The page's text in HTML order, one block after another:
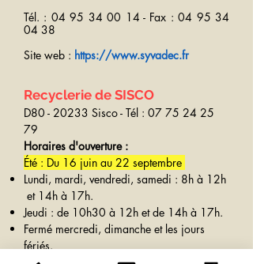
Tél. : 04 95 34 00 14 - Fax :04 95 34
04 38
Site web : https://www.syvadec.fr
Recyclerie de SISCO
D80 - 20233 Sisco - Tél : 07 75 24 25
79
Horaires d'ouverture :
Été : Du 16 juin au 22 septembre
Lundi, mardi, vendredi, samedi : 8h à 12h
et 14h à 17h.
Jeudi : de 10h30 à 12h et de 14h à 17h.
Fermé mercredi, dimanche et les jours
fériés.